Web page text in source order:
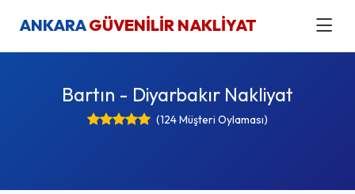
ANKARAGÜVENİLİR NAKLİYAT
Bartın - Diyarbakır Nakliyat
(124 Müşteri Oylaması)